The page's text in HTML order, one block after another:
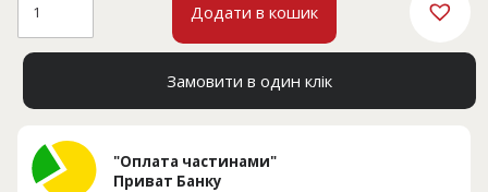
B3679A
кількість
Додати в кошик
Замовити в один клік
"Оплата частинами"
Приват Банку